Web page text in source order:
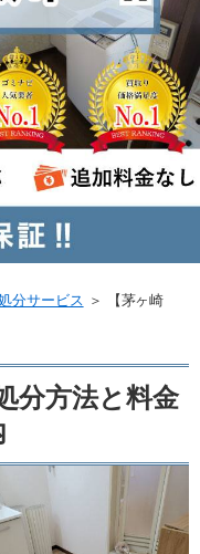
分サービス ＞
【茅ヶ崎
分方法と料金